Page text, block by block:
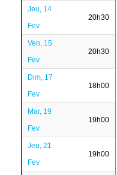
Jeu, 14
Fev
20h30
Ven, 15
Fev
20h30
Dim, 17
Fev
18h00
Mar, 19
Fev
19h00
Jeu, 21
Fev
19h00